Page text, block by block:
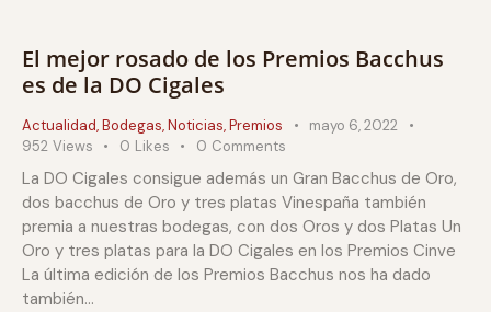
El mejor rosado de los Premios Bacchus
es de la DO Cigales
Actualidad,Bodegas,Noticias,Premios
mayo 6, 2022
952 Views 0 Likes 0 Comments
La DO Cigales consigue además un Gran Bacchus de Oro,
dos bacchus de Oro y tres platas Vinespaña también
premia a nuestras bodegas, con dos Oros y dos Platas Un
Oro y tres platas para la DO Cigales en los Premios Cinve
La última edición de los Premios Bacchus nos ha dado
también…